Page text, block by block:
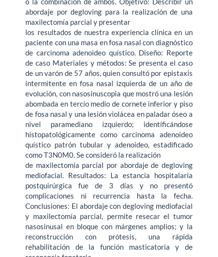
abordaje por degloving para la realización de una
maxilectomía parcial y presentar
los resultados de nuestra experiencia clínica en un
paciente con una masa en fosa nasal con diagnóstico
de carcinoma adenoideo quístico. Diseño: Reporte
de caso Materiales y métodos: Se presenta el caso
de un varón de 57 años, quien consultó por epistaxis
intermitente en fosa nasal izquierda de un año de
evolución, con nasosinuscopia que mostró una lesión
abombada en tercio medio de cornete inferior y piso
de fosa nasal y una lesión violácea en paladar óseo a
nivel paramediano izquierdo; identificándose
histopatológicamente como carcinoma adenoideo
quístico patrón tubular y adenoideo, estadificado
como T3N0M0. Se consideró la realización
de maxilectomía parcial por abordaje de degloving
mediofacial. Resultados: La estancia hospitalaria
postquirúrgica fue de 3 días y no presentó
complicaciones ni recurrencia hasta la fecha.
Conclusiones: El abordaje con degloving mediofacial
y maxilectomía parcial, permite resecar el tumor
nasosinusal en bloque con márgenes amplios; y la
reconstrucción con prótesis, una rápida
rehabilitación de la función masticatoria y de